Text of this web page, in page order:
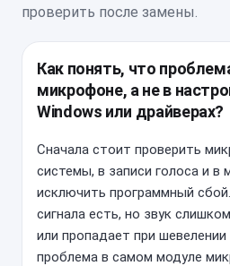
проверить после замены.
Как понять, что
микрофоне, а не в
Windows или драйверах?
Сначала стоит проверить
системы, в записи голоса и в
исключить программный
сигнала есть, но звук
или пропадает при
проблема в самом модуле